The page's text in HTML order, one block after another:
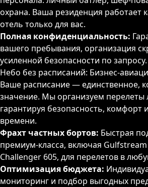
О ПРОЕКТЕ
ЖУРНАЛ
ВХОД
охрана. Ваша резиденция работает
отель только для вас.
Полная конфиденциальность:
вашего пребывания, организация
усиленной безопасности по запросу.
Небо без расписаний: Бизнес-
Ваше расписание — единственное,
значение. Мы организуем перелеты
гарантируя безопасность,
времени.
Фрахт частных бортов: Быстрая
премиум-класса, включая Gulfstream
Challenger 605, для перелетов в
Оптимизация бюджета:
мониторинг и подбор выгодных